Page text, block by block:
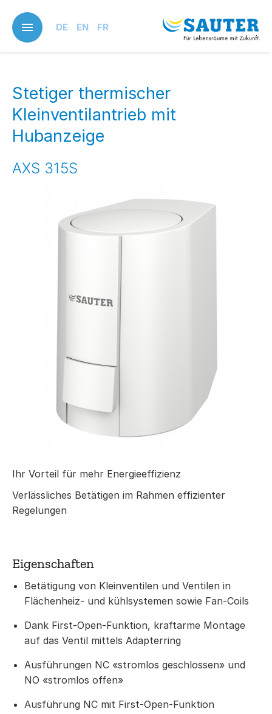
main
content
DE EN FR
Stetiger thermischer
Kleinventilantrieb mit
Hubanzeige
AXS 315S
Ihr Vorteil für mehr Energieeffizienz
Verlässliches Betätigen im Rahmen effizienter
Regelungen
Eigenschaften
Betätigung von Kleinventilen und Ventilen in
Flächenheiz- und kühlsystemen sowie Fan-Coils
Dank First-Open-Funktion, kraftarme Montage
auf das Ventil mittels Adapterring
Ausführungen NC «stromlos geschlossen» und
NO «stromlos offen»
Ausführung NC mit First-Open-Funktion